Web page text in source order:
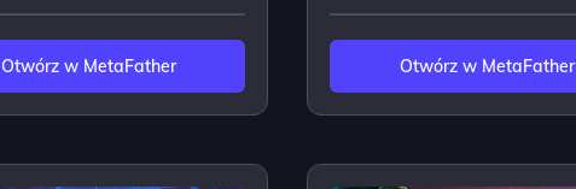
Otwórz w MetaFather Otwórz w MetaFather